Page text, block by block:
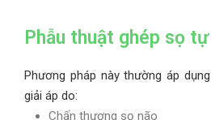
Phẫu thuật ghép sọ
Phương pháp này thường áp
giải áp do:
Chấn thương sọ não